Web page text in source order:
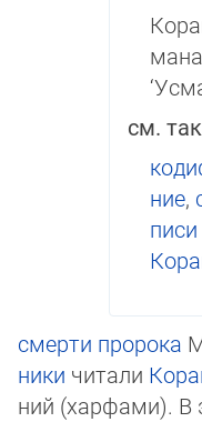
см.
ние,
смерти пророка
ники читали
ний (харфами). В